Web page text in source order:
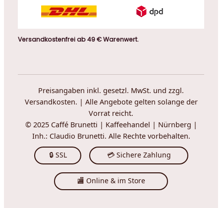
Versandkostenfrei ab 49 € Warenwert.
Preisangaben inkl. gesetzl. MwSt. und zzgl.
Versandkosten. | Alle Angebote gelten solange der
Vorrat reicht.
© 2025 Caffé Brunetti | Kaffeehandel | Nürnberg |
Inh.: Claudio Brunetti. Alle Rechte vorbehalten.
🔒 SSL 💳 Sichere Zahlung
🏬 Online & im Store